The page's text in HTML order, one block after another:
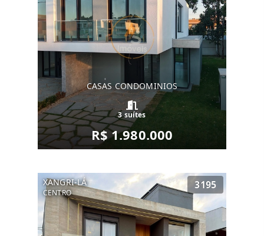
CASAS CONDOMINIOS
3 suítes
R$ 1.980.000
XANGRI-LÁ
CENTRO
3195